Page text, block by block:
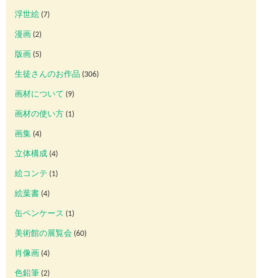
浮世絵 (7)
漫画 (2)
版画 (5)
生徒さんのお作品 (306)
画材について (9)
画材の使い方 (1)
画集 (4)
立体構成 (4)
絵コンテ (1)
絵葉書 (4)
缶ペンケース (1)
美術館の展覧会 (60)
肖像画 (4)
色鉛筆 (2)